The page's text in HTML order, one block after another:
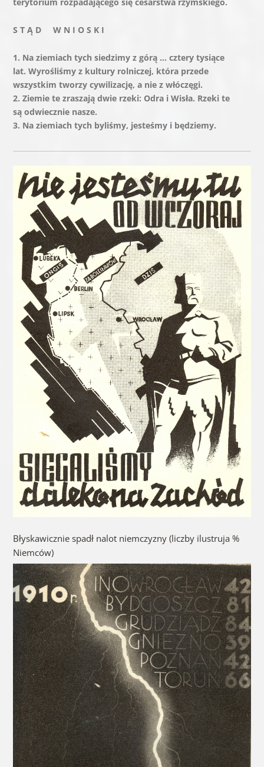
Błyskawicznie spadł nalot niemczyzny (liczby ilustruja %
Niemców)
Kartograficzne wydawnictwa niemieckie oraz niemiecka
literatura polityczna wprowadziły ,pojęcie
„Zwangsgrenzen” – granic wymuszonych. Z tysiąca